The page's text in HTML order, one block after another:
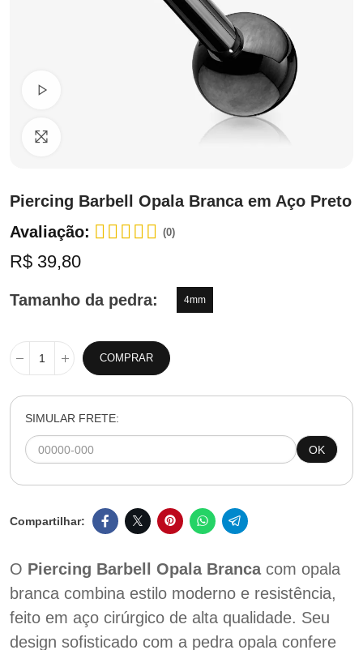
Clique para ampliar
Piercing Barbell Opala Branca em Aço Preto
Avaliação:
(0)
R$ 39,80
Tamanho da pedra 4mm
COMPRAR
SIMULAR FRETE:
OK
O Piercing Barbell Opala Brancacom opala
branca combina estilo moderno e resistência,
feito em aço cirúrgico de alta qualidade. Seu
design sofisticado com a pedra opala confere